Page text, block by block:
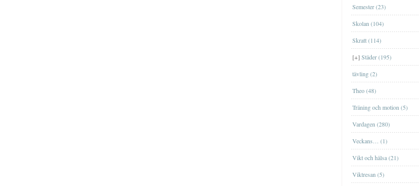
Semester (23)
Skolan (104)
Skratt (114)
[+] Städer (195)
ÖrebroÖrebro
StockholmStockholm
TrollhättanTrollhättan
tävling (2)
Theo (48)
Träning och motion (5)
Vardagen (280)
Veckans… (1)
Vikt och hälsa (21)
Viktresan (5)
[+]september
Ta en sväng till Bornholm
[+]maj(1)
Shoppa loss med kort
[+]april(2)
Genom Internets
Nu är äntligen SVT:s
igång
[+]mars(2)
Att ge bort en upplevelse
Nätcasino
[+]januari
Jag har blivit med fru
Farfar